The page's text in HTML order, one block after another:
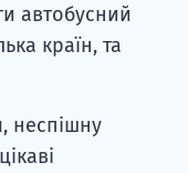
автобусний
країн, та
неспішну